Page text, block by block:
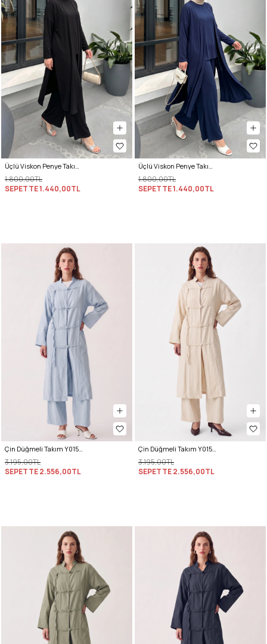
Üçlü Viskon Penye Takım 13205 - SİYAH
1.800,00TL
SEPETTE1.440,00TL
Üçlü Viskon Penye Takım 13205 - LACİVERT
1.800,00TL
SEPETTE1.440,00TL
Çin Düğmeli Takım Y0157 - BEBE MAVİSİ
3.195,00TL
SEPETTE2.556,00TL
Çin Düğmeli Takım Y0157 - TAŞ
3.195,00TL
SEPETTE2.556,00TL